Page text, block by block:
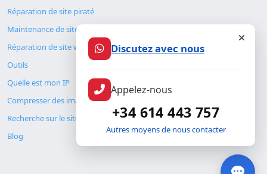
Réparation de site piraté
Maintenance de site web
Réparation de site web
Outils
Quelle est mon IP
Compresser des images
Recherche sur le site
Blog
Discutez avec nous
Appelez-nous
+34 614 443 757
Autres moyens de nous contacter